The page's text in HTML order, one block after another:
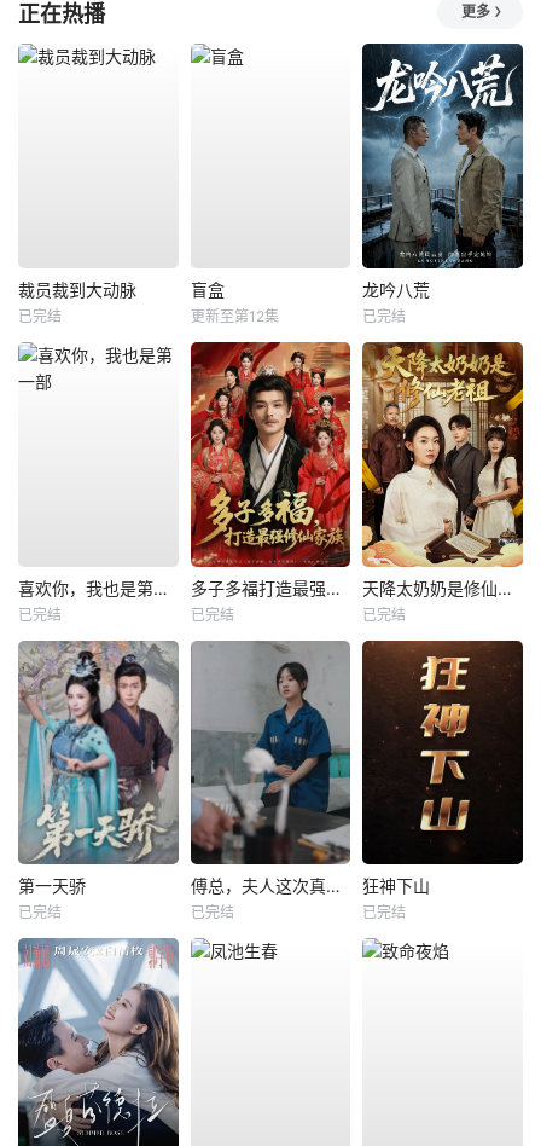
正在热播 更多
裁员裁到大动脉
已完结
盲盒
更新至第12集
龙吟八荒
已完结
喜欢你，我也是第一部
已完结
多子多福打造最强修仙家族
已完结
天降太奶奶是修仙老祖
已完结
第一天骄
已完结
傅总，夫人这次真的死了
已完结
狂神下山
已完结